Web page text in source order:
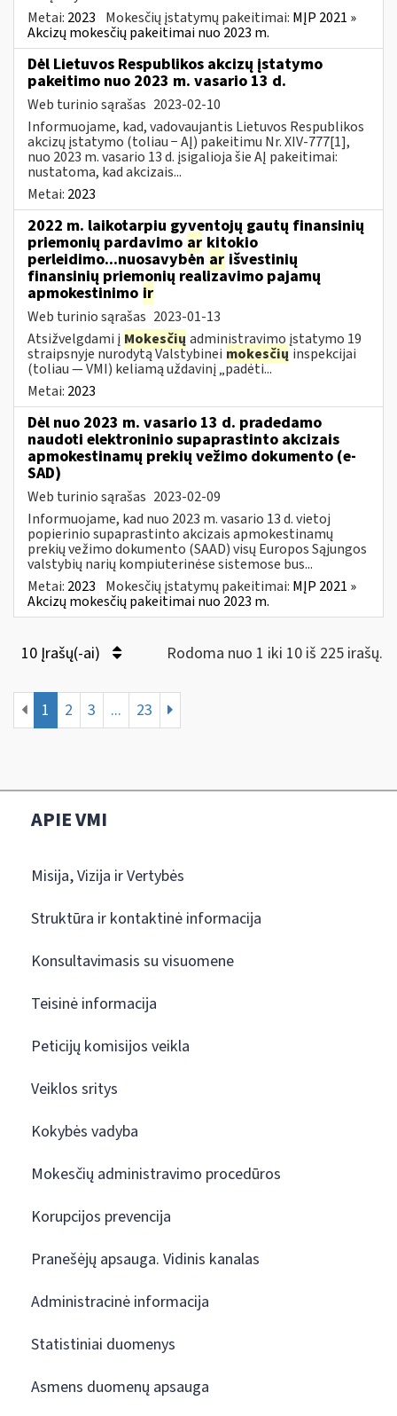
Metai: 2023 Mokesčių įstatymų pakeitimai: MĮP 2021 »
Akcizų mokesčių pakeitimai nuo 2023 m.
Dėl Lietuvos Respublikos akcizų įstatymo
pakeitimo nuo 2023 m. vasario 13 d.
Web turinio sąrašas 2023-02-10
Informuojame, kad, vadovaujantis Lietuvos Respublikos
akcizų įstatymo (toliau − AĮ) pakeitimu Nr. XIV-777[1],
nuo 2023 m. vasario 13 d. įsigalioja šie AĮ pakeitimai:
nustatoma, kad akcizais...
Metai: 2023
2022 m. laikotarpiu gyventojų gautų finansinių
priemonių pardavimo ar kitokio
perleidimo...nuosavybėn ar išvestinių
finansinių priemonių realizavimo pajamų
apmokestinimo ir
Web turinio sąrašas 2023-01-13
Atsižvelgdami į Mokesčių administravimo įstatymo 19
straipsnyje nurodytą Valstybinei mokesčių inspekcijai
(toliau — VMI) keliamą uždavinį „padėti...
Metai: 2023
Dėl nuo 2023 m. vasario 13 d. pradedamo
naudoti elektroninio supaprastinto akcizais
apmokestinamų prekių vežimo dokumento (e-
SAD)
Web turinio sąrašas 2023-02-09
Informuojame, kad nuo 2023 m. vasario 13 d. vietoj
popierinio supaprastinto akcizais apmokestinamų
prekių vežimo dokumento (SAAD) visų Europos Sąjungos
valstybių narių kompiuterinėse sistemose bus...
Metai: 2023 Mokesčių įstatymų pakeitimai: MĮP 2021 »
Akcizų mokesčių pakeitimai nuo 2023 m.
10 Įrašų(-ai) Rodoma nuo 1 iki 10 iš 225 irašų.
1 2 3 ... 23
APIE VMI
Misija, Vizija ir Vertybės
Struktūra ir kontaktinė informacija
Konsultavimasis su visuomene
Teisinė informacija
Peticijų komisijos veikla
Veiklos sritys
Kokybės vadyba
Mokesčių administravimo procedūros
Korupcijos prevencija
Pranešėjų apsauga. Vidinis kanalas
Administracinė informacija
Statistiniai duomenys
Asmens duomenų apsauga